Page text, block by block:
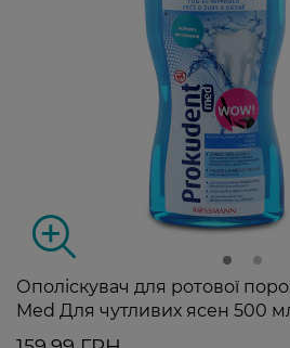
Ополіскувач для ротової
Med Для чутливих ясен 500